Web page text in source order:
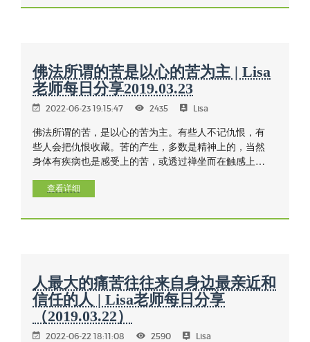
佛法所谓的苦是以心的苦为主 | Lisa
老师每日分享2019.03.23
2022-06-23 19:15:47 2435 Lisa
佛法所谓的苦，是以心的苦为主。有些人不记仇恨，有
些人会把仇恨收藏。苦的产生，多数是精神上的，当然
身体有疾病也是感受上的苦，或透过禅坐而在触感上觉
影响。
查看详细
人最大的痛苦往往来自身边最亲近和
信任的人 | Lisa老师每日分享
（2019.03.22）
2022-06-22 18:11:08 2590 Lisa